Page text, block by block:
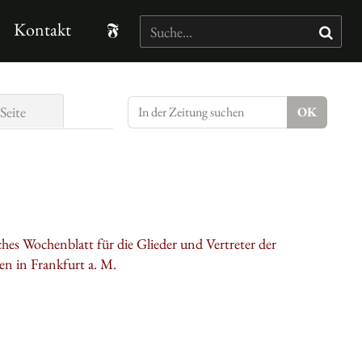
Kontakt
Seite
Wochenblatt für die Glieder und Vertreter der
in Frankfurt a. M.